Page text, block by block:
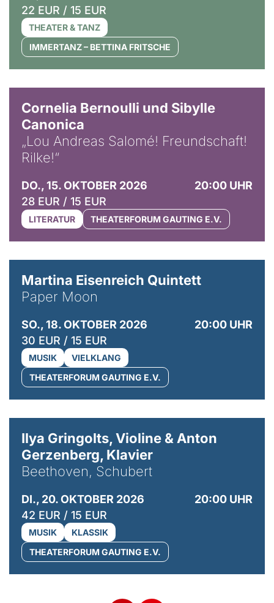
22 EUR / 15 EUR
THEATER & TANZ
IMMERTANZ – BETTINA FRITSCHE
Cornelia Bernoulli und Sibylle
Canonica
„Lou Andreas Salomé! Freundschaft!
Rilke!“
DO., 15. OKTOBER 2026
20:00 UHR
28 EUR / 15 EUR
LITERATUR THEATERFORUM GAUTING E.V.
Martina Eisenreich Quintett
Paper Moon
SO., 18. OKTOBER 2026
20:00 UHR
30 EUR / 15 EUR
MUSIK
VIELKLANG
THEATERFORUM GAUTING E.V.
Ilya Gringolts, Violine & Anton
Gerzenberg, Klavier
Beethoven, Schubert
DI., 20. OKTOBER 2026
20:00 UHR
42 EUR / 15 EUR
MUSIK
KLASSIK
THEATERFORUM GAUTING E.V.